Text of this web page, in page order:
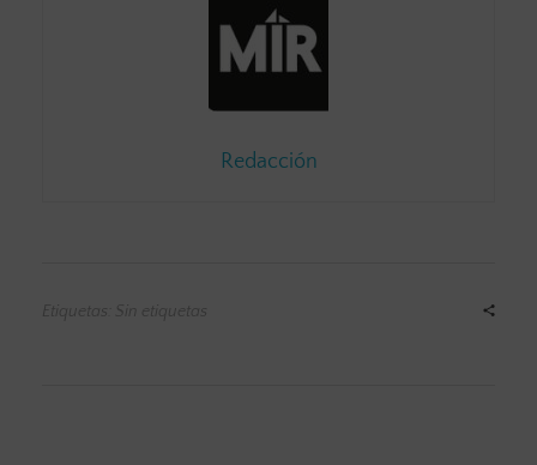
Redacción
Etiquetas: Sin etiquetas